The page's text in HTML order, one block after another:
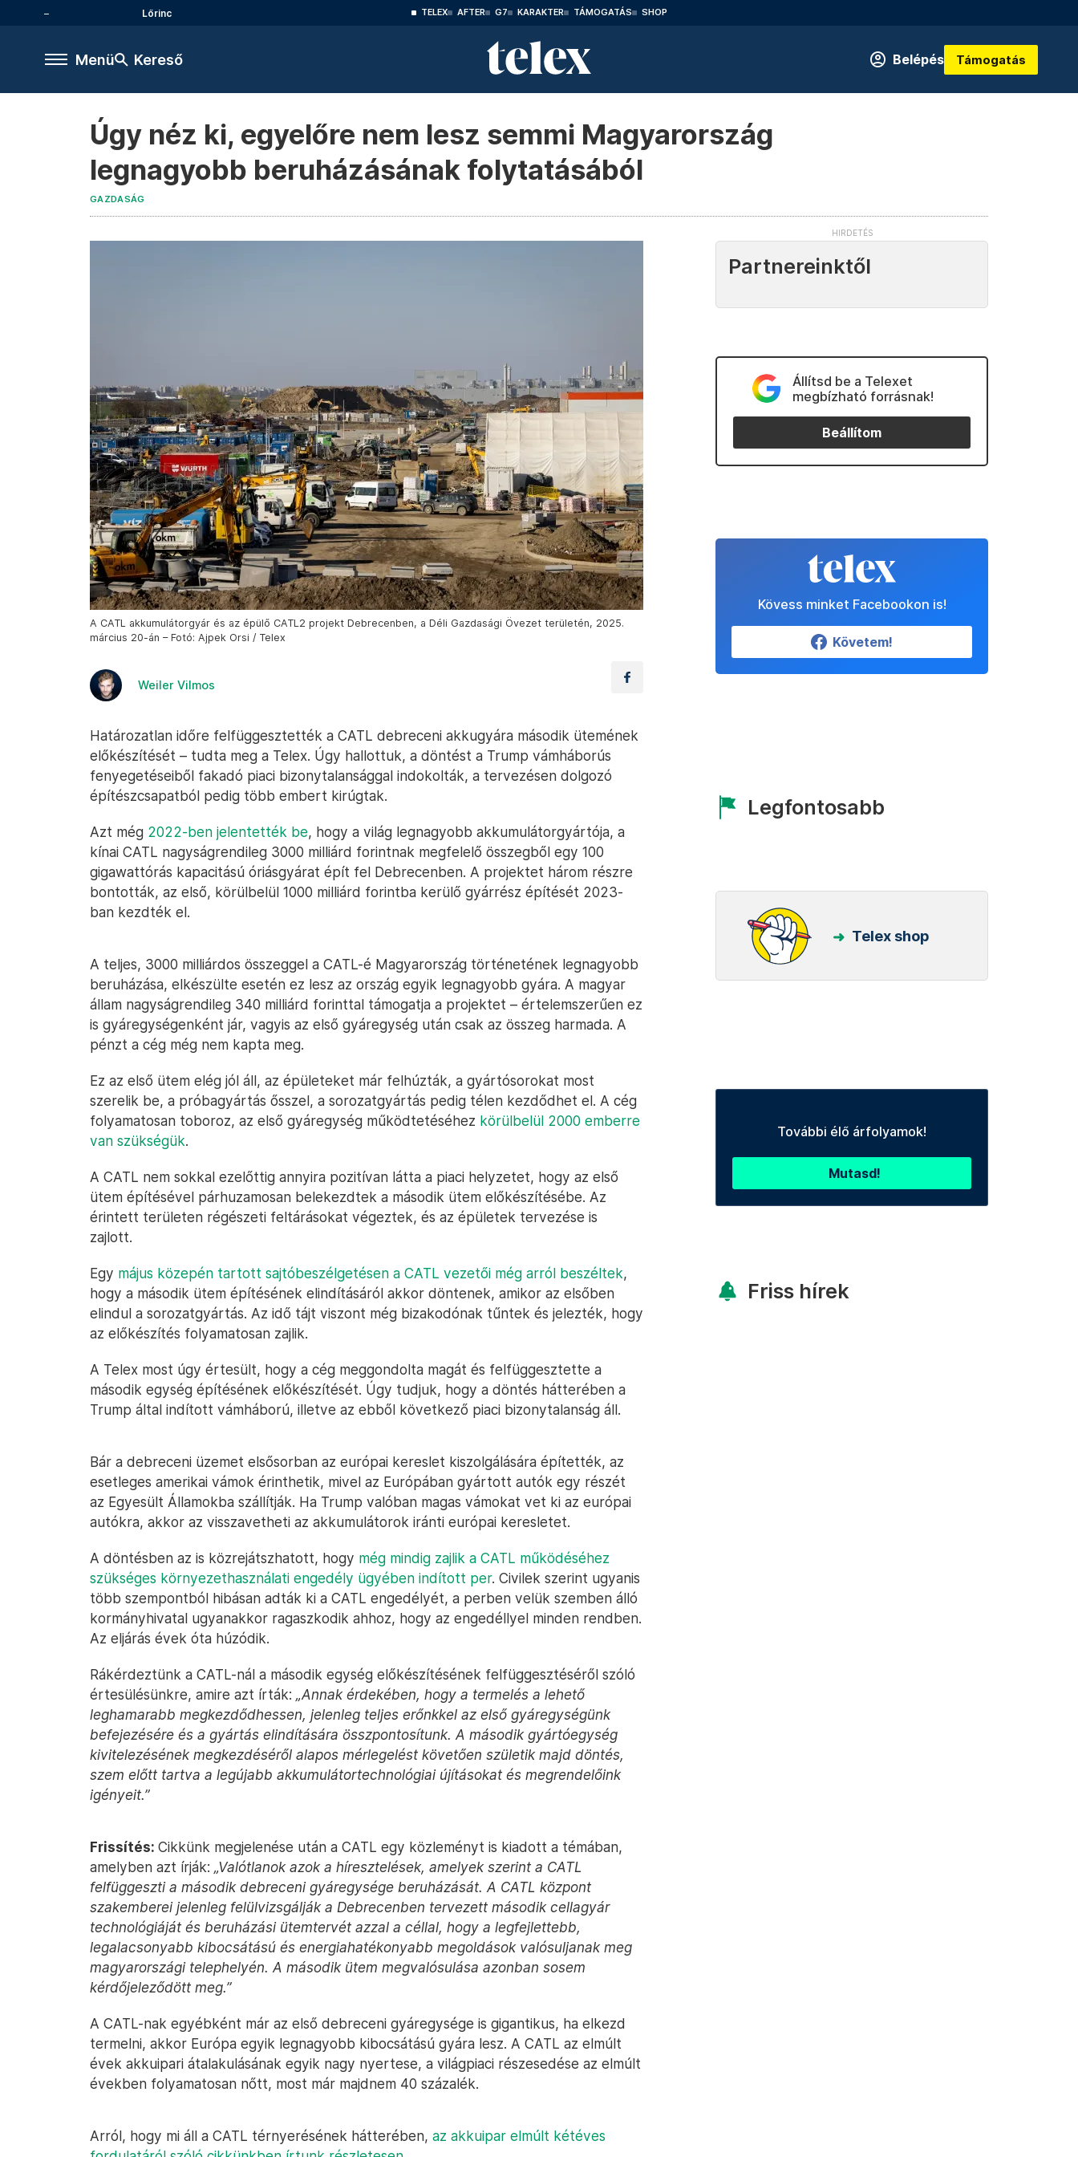
Lőrinc TELEX AFTER G7 KARAKTER TÁMOGATÁS SHOP
Menü Kereső Belépés Támogatás
Úgy néz ki, egyelőre nem lesz semmi Magyarország
legnagyobb beruházásának folytatásából
GAZDASÁG
A CATL akkumulátorgyár és az épülő CATL2 projekt Debrecenben, a Déli Gazdasági Övezet területén, 2025.
március 20-án – Fotó: Ajpek Orsi / Telex
Weiler Vilmos
Határozatlan időre felfüggesztették a CATL debreceni akkugyára második ütemének
előkészítését – tudta meg a Telex. Úgy hallottuk, a döntést a Trump vámháborús
fenyegetéseiből fakadó piaci bizonytalansággal indokolták, a tervezésen dolgozó
építészcsapatból pedig több embert kirúgtak.
Azt még 2022-ben jelentették be, hogy a világ legnagyobb akkumulátorgyártója, a
kínai CATL nagyságrendileg 3000 milliárd forintnak megfelelő összegből egy 100
gigawattórás kapacitású óriásgyárat épít fel Debrecenben. A projektet három részre
bontották, az első, körülbelül 1000 milliárd forintba kerülő gyárrész építését 2023-
ban kezdték el.
A teljes, 3000 milliárdos összeggel a CATL-é Magyarország történetének legnagyobb
beruházása, elkészülte esetén ez lesz az ország egyik legnagyobb gyára. A magyar
állam nagyságrendileg 340 milliárd forinttal támogatja a projektet – értelemszerűen ez
is gyáregységenként jár, vagyis az első gyáregység után csak az összeg harmada. A
pénzt a cég még nem kapta meg.
Ez az első ütem elég jól áll, az épületeket már felhúzták, a gyártósorokat most
szerelik be, a próbagyártás ősszel, a sorozatgyártás pedig télen kezdődhet el. A cég
folyamatosan toboroz, az első gyáregység működtetéséhez körülbelül 2000 emberre
van szükségük.
A CATL nem sokkal ezelőttig annyira pozitívan látta a piaci helyzetet, hogy az első
ütem építésével párhuzamosan belekezdtek a második ütem előkészítésébe. Az
érintett területen régészeti feltárásokat végeztek, és az épületek tervezése is
zajlott.
Egy május közepén tartott sajtóbeszélgetésen a CATL vezetői még arról beszéltek,
hogy a második ütem építésének elindításáról akkor döntenek, amikor az elsőben
elindul a sorozatgyártás. Az idő tájt viszont még bizakodónak tűntek és jelezték, hogy
az előkészítés folyamatosan zajlik.
A Telex most úgy értesült, hogy a cég meggondolta magát és felfüggesztette a
második egység építésének előkészítését. Úgy tudjuk, hogy a döntés hátterében a
Trump által indított vámháború, illetve az ebből következő piaci bizonytalanság áll.
Bár a debreceni üzemet elsősorban az európai kereslet kiszolgálására építették, az
esetleges amerikai vámok érinthetik, mivel az Európában gyártott autók egy részét
az Egyesült Államokba szállítják. Ha Trump valóban magas vámokat vet ki az európai
autókra, akkor az visszavetheti az akkumulátorok iránti európai keresletet.
A döntésben az is közrejátszhatott, hogy még mindig zajlik a CATL működéséhez
szükséges környezethasználati engedély ügyében indított per. Civilek szerint ugyanis
több szempontból hibásan adták ki a CATL engedélyét, a perben velük szemben álló
kormányhivatal ugyanakkor ragaszkodik ahhoz, hogy az engedéllyel minden rendben.
Az eljárás évek óta húzódik.
Rákérdeztünk a CATL-nál a második egység előkészítésének felfüggesztéséről szóló
értesülésünkre, amire azt írták: „Annak érdekében, hogy a termelés a lehető
leghamarabb megkezdődhessen, jelenleg teljes erőnkkel az első gyáregységünk
befejezésére és a gyártás elindítására összpontosítunk. A második gyártóegység
kivitelezésének megkezdéséről alapos mérlegelést követően születik majd döntés,
szem előtt tartva a legújabb akkumulátortechnológiai újításokat és megrendelőink
igényeit.”
Frissítés: Cikkünk megjelenése után a CATL egy közleményt is kiadott a témában,
amelyben azt írják: „Valótlanok azok a híresztelések, amelyek szerint a CATL
felfüggeszti a második debreceni gyáregysége beruházását. A CATL központ
szakemberei jelenleg felülvizsgálják a Debrecenben tervezett második cellagyár
technológiáját és beruházási ütemtervét azzal a céllal, hogy a legfejlettebb,
legalacsonyabb kibocsátású és energiahatékonyabb megoldások valósuljanak meg
magyarországi telephelyén. A második ütem megvalósulása azonban sosem
kérdőjeleződött meg.”
A CATL-nak egyébként már az első debreceni gyáregysége is gigantikus, ha elkezd
termelni, akkor Európa egyik legnagyobb kibocsátású gyára lesz. A CATL az elmúlt
évek akkuipari átalakulásának egyik nagy nyertese, a világpiaci részesedése az elmúlt
években folyamatosan nőtt, most már majdnem 40 százalék.
Arról, hogy mi áll a CATL térnyerésének hátterében, az akkuipar elmúlt kétéves
Partnereinktől
Állítsd be a Telexet
megbízható forrásnak!
Beállítom
Kövess minket Facebookon is!
Követem!
Legfontosabb
Telex shop
További élő árfolyamok!
Mutasd!
Friss hírek